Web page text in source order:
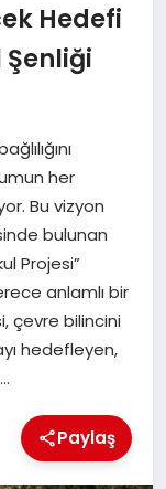
Hedefi
Şenliği
her
Bu vizyon
bulunan
Projesi”
anlamlı bir
çevre bilincini
hedefleyen,
Paylaş